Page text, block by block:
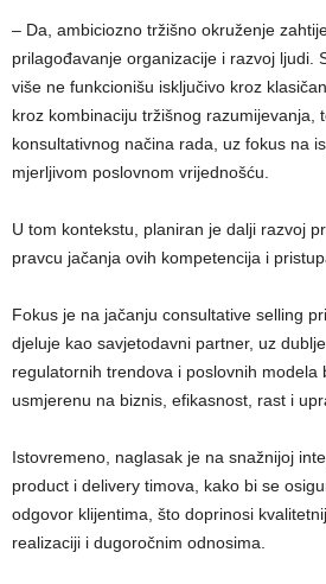
– Da, ambiciozno tržišno okruženje
prilagođavanje organizacije i razvoj ljudi.
više ne funkcionišu isključivo kroz
kroz kombinaciju tržišnog razumijevanja,
konsultativnog načina rada, uz fokus na
mjerljivom poslovnom vrijednošću.
U tom kontekstu, planiran je dalji razvoj
pravcu jačanja ovih kompetencija i
Fokus je na jačanju consultative selling
djeluje kao savjetodavni partner, uz
regulatornih trendova i poslovnih modela
usmjerenu na biznis, efikasnost, rast i
Istovremeno, naglasak je na snažnijoj
product i delivery timova, kako bi se
odgovor klijentima, što doprinosi
realizaciji i dugoročnim odnosima.